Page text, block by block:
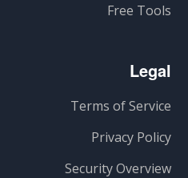
Free Tools
Legal
Terms of Service
Privacy Policy
Security Overview